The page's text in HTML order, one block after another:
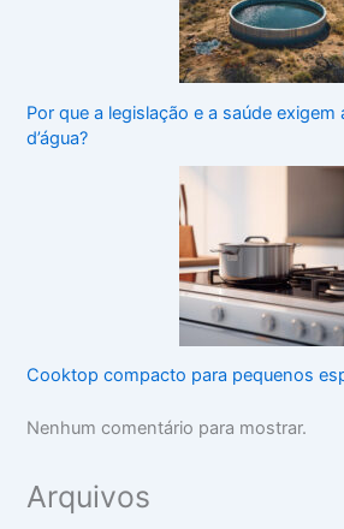
Por que a legislação e a saúde exigem
d’água?
Cooktop compacto para pequenos
Nenhum comentário para mostrar.
Arquivos